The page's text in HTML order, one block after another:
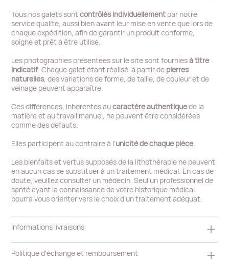
Tous nos galets sontcontrôlés individuellement par notre
service qualité, aussi bien avant leur mise en vente que lors de
chaque expédition, afin de garantir un produit conforme,
soigné et prêt à être utilisé.
Les photographies présentées sur le site sont fourniesà titre
indicatif. Chaque galet étant réalisé à partir de pierres
naturelles, des variations de forme, de taille, de couleur et de
veinage peuvent apparaître.
Ces différences, inhérentes aucaractère authentiquede la
matière et au travail manuel, ne peuvent être considérées
comme des défauts.
Elles participent au contraire à l’unicité de chaque pièce
Les bienfaits et vertus supposés de la lithothérapie ne peuvent
en aucun cas se substituer à un traitement médical. En cas de
doute, veuillez consulter un médecin. Seul un professionnel de
santé ayant la connaissance de votre historique médical
pourra vous orienter vers le choix d’un traitement adéquat.
Informations livraisons
Politique d'échange et remboursement